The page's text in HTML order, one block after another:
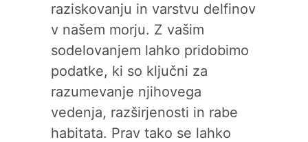
raziskovanju in varstvu delfinov
v našem morju. Z vašim
sodelovanjem lahko pridobimo
podatke, ki so ključni za
razumevanje njihovega
vedenja, razširjenosti in rabe
habitata. Prav tako se lahko